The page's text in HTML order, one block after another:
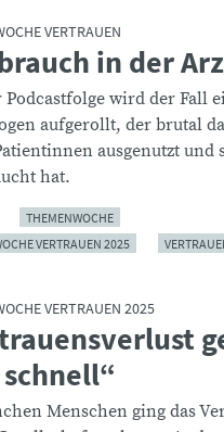
VERTRAUEN
in der
wird der Fall
aufgerollt, der brutal
ausgenutzt und
hat.
THEMENWOCHE
VERTRAUEN 2025
VERTRAUEN 2025
Menschen ging das